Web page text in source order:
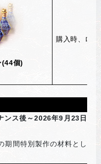
(44個)
購入時 ロ
ンス後～2026年9月23日
期間特別製作の材料とし